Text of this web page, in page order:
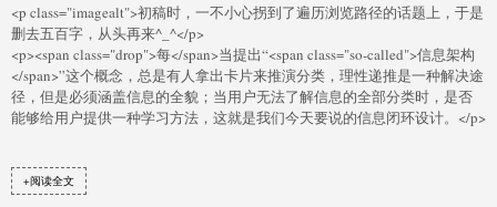
<p class="imagealt">初稿时，一不小心拐到了遍历浏览路径的话题上，于是
删去五百字，从头再来^_^</p>
<p><span class="drop">每</span>当提出“<span class="so-called">信息架构
</span>”这个概念，总是有人拿出卡片来推演分类，理性递推是一种解决途
径，但是必须涵盖信息的全貌；当用户无法了解信息的全部分类时，是否
能够给用户提供一种学习方法，这就是我们今天要说的信息闭环设计。</p>
+阅读全文